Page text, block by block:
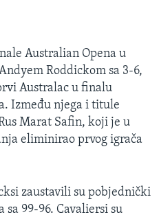
Australian Opena u
Roddickom sa 3-6,
Australac u finalu
Između njega i titule
Marat Safin, koji je u
eliminirao prvog igrača
zaustavili su pobjednički
sa 99-96. Cavaliersi su